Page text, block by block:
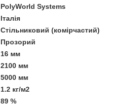
PolyWorld Systems
Італія
Стільниковий (комірчастий)
Прозорий
16 мм
2100 мм
5000 мм
1.2 кг/м2
89 %